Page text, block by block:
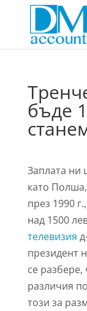
бъде
Заплата ни
като
през 1990
над 1500
телевизия
президент
се
различия
този за